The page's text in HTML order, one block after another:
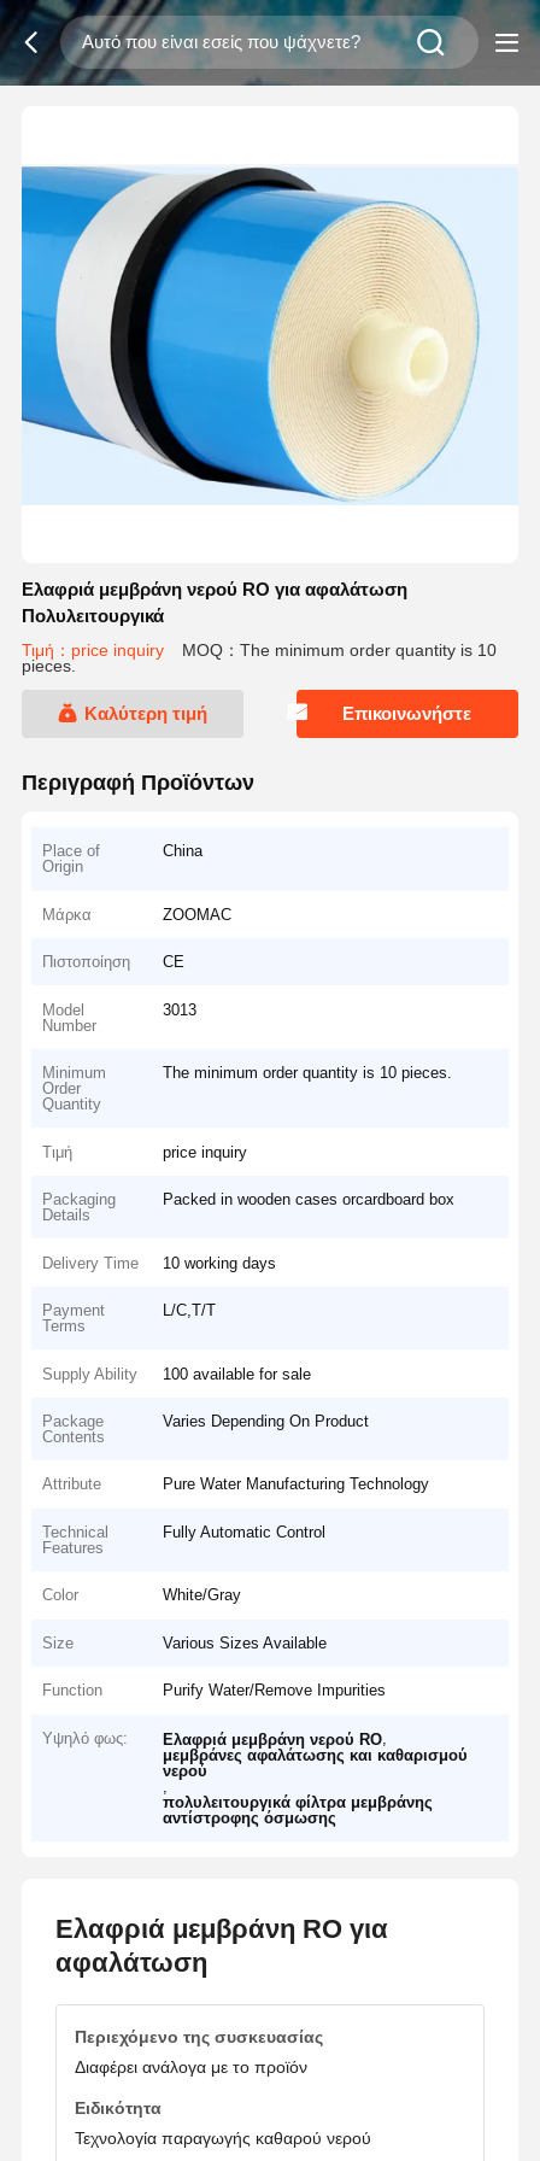
Ελαφριά μεμβράνη νερού RO για αφαλάτωση
Πολυλειτουργικά
Τιμή：price inquiry
MOQ：The minimum order quantity is 10
pieces.
Καλύτερη τιμή Επικοινωνήστε
Περιγραφή Προϊόντων
Place of
Origin
China
Μάρκα ZOOMAC
Πιστοποίηση CE
Model
Number
3013
Minimum
Order
Quantity
The minimum order quantity is 10 pieces.
Τιμή price inquiry
Packaging
Details
Packed in wooden cases orcardboard box
Delivery Time 10 working days
Payment
Terms
L/C,T/T
Supply Ability 100 available for sale
Package
Contents
Varies Depending On Product
Attribute Pure Water Manufacturing Technology
Technical
Features
Fully Automatic Control
Color White/Gray
Size Various Sizes Available
Function Purify Water/Remove Impurities
Υψηλό φως: Ελαφριά μεμβράνη νερού RO
μεμβράνες αφαλάτωσης και καθαρισμού
νερού
πολυλειτουργικά φίλτρα μεμβράνης
αντίστροφης όσμωσης
Ελαφριά μεμβράνη RO για
αφαλάτωση
Περιεχόμενο της συσκευασίας
Διαφέρει ανάλογα με το προϊόν
Ειδικότητα
Τεχνολογία παραγωγής καθαρού νερού